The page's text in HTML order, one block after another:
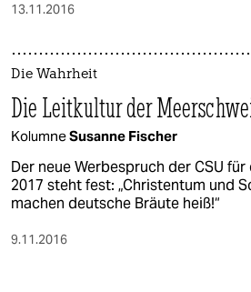
13.11.2016
Die Wahrheit
Die Leitkultur der
KolumneSusanne Fischer
Der neue Werbespruch der CSU
2017 steht fest: „Christentum und
machen deutsche Bräute heiß!“
9.11.2016